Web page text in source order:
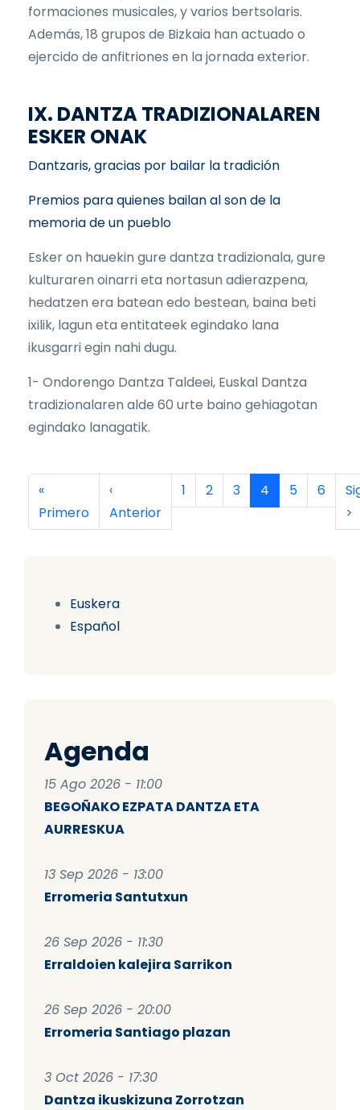
Euskera
Español
Agenda
15 Ago 2026 - 11:00
BEGOÑAKO EZPATA DANTZA ETA
AURRESKUA
13 Sep 2026 - 13:00
Erromeria Santutxun
26 Sep 2026 - 11:30
Erraldoien kalejira Sarrikon
26 Sep 2026 - 20:00
Erromeria Santiago plazan
3 Oct 2026 - 17:30
Dantza ikuskizuna Zorrotzan
formaciones musicales, y varios bertsolaris.
Además, 18 grupos de Bizkaia han actuado o
ejercido de anfitriones en la jornada exterior.
IX. DANTZA TRADIZIONALAREN
ESKER ONAK
Dantzaris, gracias por bailar la tradición
Premios para quienes bailan al son de la
memoria de un pueblo
Esker on hauekin gure dantza tradizionala, gure
kulturaren oinarri eta nortasun adierazpena,
hedatzen era batean edo bestean, baina beti
ixilik, lagun eta entitateek egindako lana
ikusgarri egin nahi dugu.
1- Ondorengo Dantza Taldeei, Euskal Dantza
tradizionalaren alde 60 urte baino gehiagotan
egindako lanagatik.
Paginación
Primera página
«
Primero
Página anterior
‹
Anterior
Página
1 Página
2 Página
3 Página actual
4 Página
5 Página
6
>